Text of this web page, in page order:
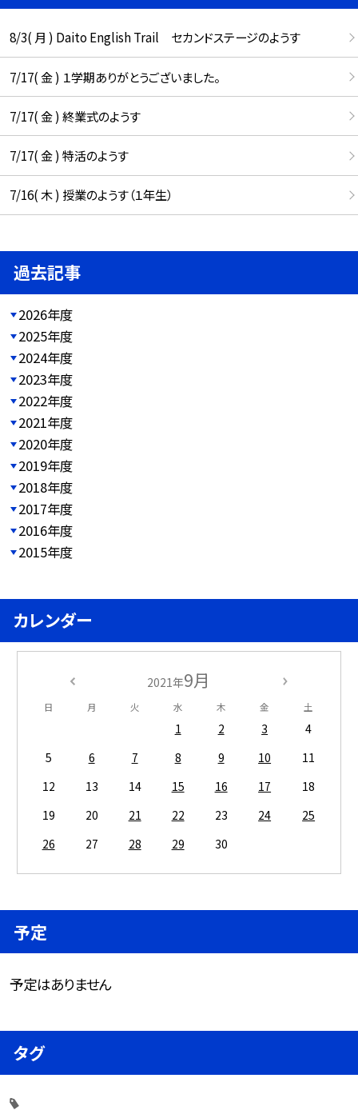
8/3( 月 ) Daito English Trail セカンドステージのようす
7/17( 金 ) １学期ありがとうございました。
7/17( 金 ) 終業式のようす
7/17( 金 ) 特活のようす
7/16( 木 ) 授業のようす（１年生）
過去記事
2026年度
2025年度
2024年度
2023年度
2022年度
2021年度
2020年度
2019年度
2018年度
2017年度
2016年度
2015年度
カレンダー
2021年9月
日 月 火 水 木 金 土
1 2 3
4
5
6 7 8 9 10
11
12
13 14 15 16 17
18
19
20 21 22 23 24
25
26
27 28 29 30
予定
予定はありません
タグ